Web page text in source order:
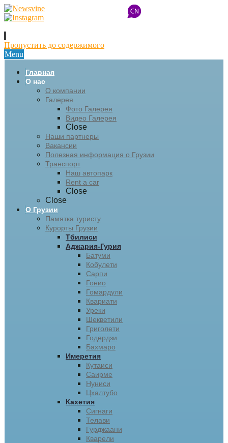
Пропустить до содержимого
Menu
Главная
О нас
О компании
Галерея
Фото Галерея
Видео Галерея
Close
Наши партнеры
Вакансии
Полезная информация о Грузии
Транспорт
Наш автопарк
Rent a car
Close
Close
О Грузии
Памятка туристу
Курорты Грузии
Тбилиси
Аджария-Гурия
Батуми
Кобулети
Сарпи
Гонио
Гомардули
Квариати
Уреки
Шекветили
Григолети
Годердзи
Бахмаро
Имеретия
Кутаиси
Саирме
Нуниси
Цхалтубо
Кахетия
Сигнаги
Телави
Гурджаани
Кварели